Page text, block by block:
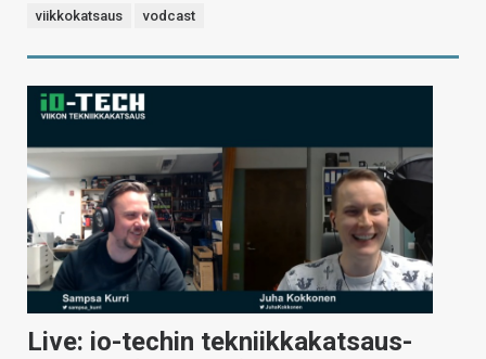
viikkokatsaus
vodcast
Live: io-techin tekniikkakatsaus-